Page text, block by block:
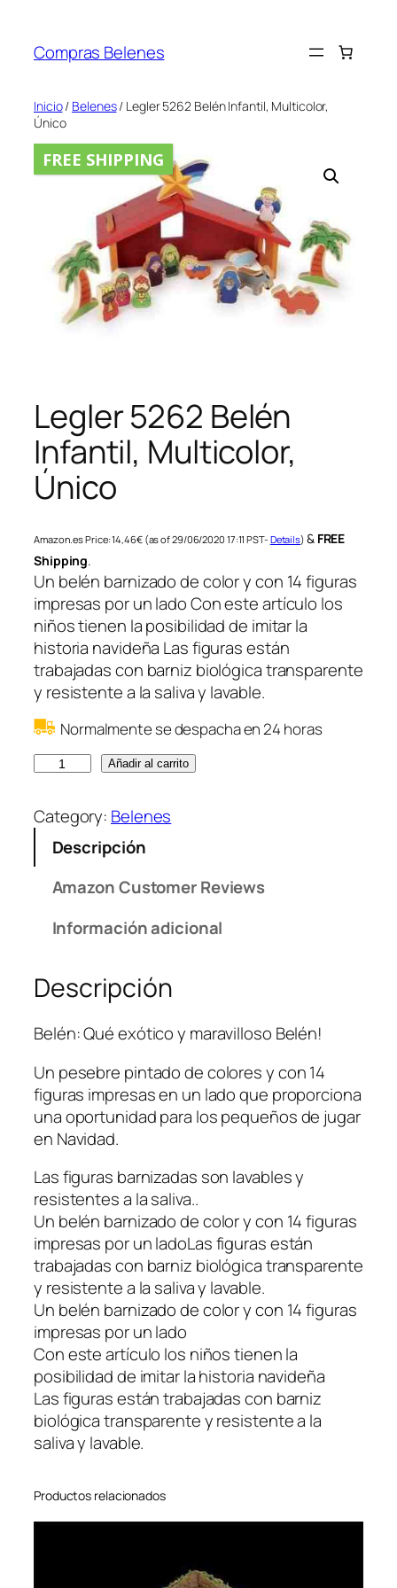
contenido
Compras Belenes
Inicio/ Belenes/ Legler 5262 Belén Infantil, Multicolor,
Único
FREE SHIPPING
Legler 5262 Belén
Infantil, Multicolor,
Único
Amazon.es Price:14,46€(as of 29/06/2020 17:11 PST- Details) & FREE
Shipping.
Un belén barnizado de color y con 14 figuras
impresas por un lado Con este artículo los
niños tienen la posibilidad de imitar la
historia navideña Las figuras están
trabajadas con barniz biológica transparente
y resistente a la saliva y lavable.
Normalmente se despacha en 24 horas
g
l
B
l
n
I
n
f
n
t
i
l
,
M
u
l
t
i
c
o
l
r
,
Añadir al carrito
Category: Belenes
Descripción
Amazon Customer Reviews
Información adicional
Descripción
Belén: Qué exótico y maravilloso Belén!
Un pesebre pintado de colores y con 14
figuras impresas en un lado que proporciona
una oportunidad para los pequeños de jugar
en Navidad.
Las figuras barnizadas son lavables y
resistentes a la saliva..
Un belén barnizado de color y con 14 figuras
impresas por un ladoLas figuras están
trabajadas con barniz biológica transparente
y resistente a la saliva y lavable.
Un belén barnizado de color y con 14 figuras
impresas por un lado
Con este artículo los niños tienen la
posibilidad de imitar la historia navideña
Las figuras están trabajadas con barniz
biológica transparente y resistente a la
saliva y lavable.
Productos relacionados